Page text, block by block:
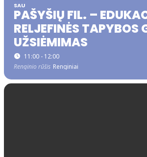
SAU
PAŠYŠIŲ FIL. –
RELJEFINĖS TAPYBOS
UŽSIĖMIMAS
11:00 - 12:00
Renginio rūšis Renginiai